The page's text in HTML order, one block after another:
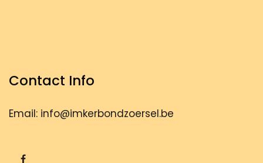
Contact Info
Email: info@imkerbondzoersel.be